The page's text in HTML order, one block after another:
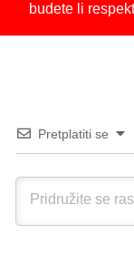
budete li
Pretplatiti se